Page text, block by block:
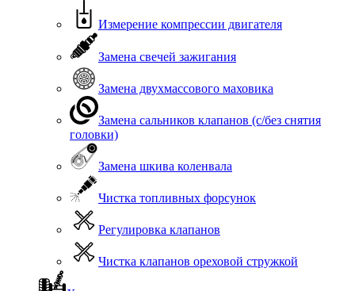
Измерение компрессии двигателя
Замена свечей зажигания
Замена двухмассового маховика
Замена сальников клапанов (с/без снятия
головки)
Замена шкива коленвала
Чистка топливных форсунок
Регулировка клапанов
Чистка клапанов ореховой стружкой